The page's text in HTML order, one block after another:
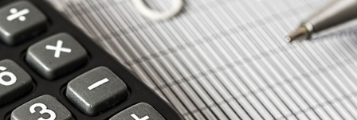
MÜSİAD Başkanı Mahmut Asmalı, İTO Başkanı
Şekib Avdagiç, İSO) Başkanı Erdal Bahçıvan ve
TİM Başkanı Mustafa Gültepe programdaki
büyüme ve istihdam hedefleri hakkında
konuştu.